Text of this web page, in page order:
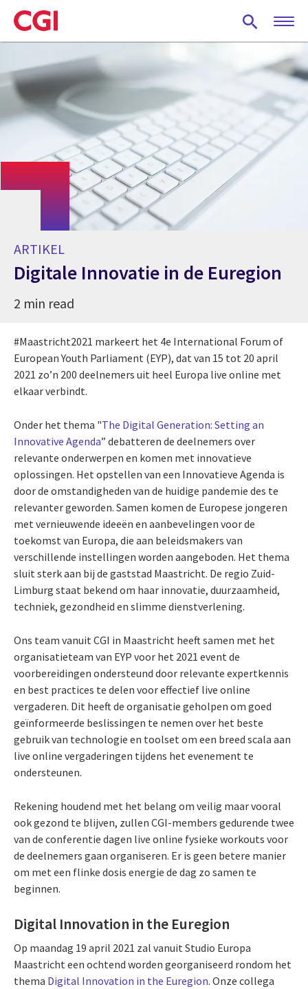
Skip
to
main
ARTIKEL
Digitale Innovatie in de Euregion
2 min read
#Maastricht2021 markeert het 4e International Forum of
European Youth Parliament (EYP), dat van 15 tot 20 april
2021 zo’n 200 deelnemers uit heel Europa live online met
elkaar verbindt.
Onder het thema "The Digital Generation: Setting an
Innovative Agenda” debatteren de deelnemers over
relevante onderwerpen en komen met innovatieve
oplossingen. Het opstellen van een Innovatieve Agenda is
door de omstandigheden van de huidige pandemie des te
relevanter geworden. Samen komen de Europese jongeren
met vernieuwende ideeën en aanbevelingen voor de
toekomst van Europa, die aan beleidsmakers van
verschillende instellingen worden aangeboden. Het thema
sluit sterk aan bij de gaststad Maastricht. De regio Zuid-
Limburg staat bekend om haar innovatie, duurzaamheid,
techniek, gezondheid en slimme dienstverlening.
Ons team vanuit CGI in Maastricht heeft samen met het
organisatieteam van EYP voor het 2021 event de
voorbereidingen ondersteund door relevante expertkennis
en best practices te delen voor effectief live online
vergaderen. Dit heeft de organisatie geholpen om goed
geïnformeerde beslissingen te nemen over het beste
gebruik van technologie en toolset om een breed scala aan
live online vergaderingen tijdens het evenement te
ondersteunen.
Rekening houdend met het belang om veilig maar vooral
ook gezond te blijven, zullen CGI-members gedurende twee
van de conferentie dagen live online fysieke workouts voor
de deelnemers gaan organiseren. Er is geen betere manier
om met een flinke dosis energie de dag zo samen te
beginnen.
Digital Innovation in the Euregion
Op maandag 19 april 2021 zal vanuit Studio Europa
Maastricht een ochtend worden georganiseerd rondom het
thema Digital Innovation in the Euregion. Onze collega